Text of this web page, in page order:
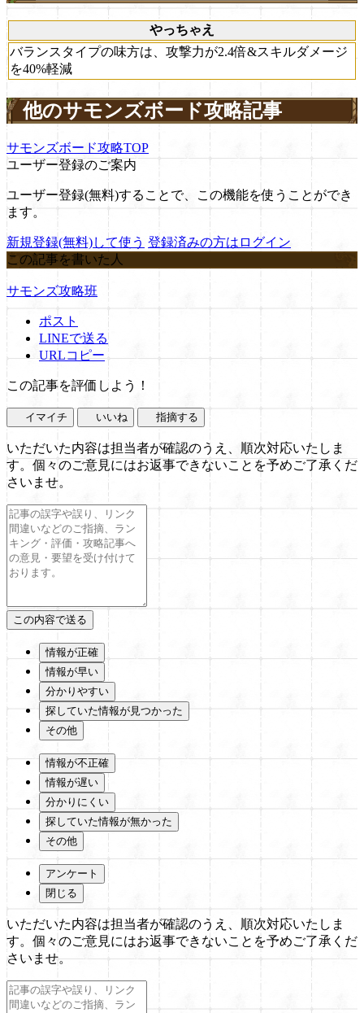
やっちゃえ
バランスタイプの味方は、攻撃力が2.4倍&スキルダメージ
を40%軽減
他のサモンズボード攻略記事
サモンズボード攻略TOP
ユーザー登録のご案内
ユーザー登録(無料)することで、この機能を使うことができ
ます。
新規登録(無料)して使う 登録済みの方はログイン
この記事を書いた人
サモンズ攻略班
ポスト
LINEで送る
URLコピー
この記事を評価しよう！
イマイチ いいね 指摘する
いただいた内容は担当者が確認のうえ、順次対応いたしま
す。個々のご意見にはお返事できないことを予めご了承くだ
さいませ。
情報が正確
情報が早い
分かりやすい
探していた情報が見つかった
その他
情報が不正確
情報が遅い
分かりにくい
探していた情報が無かった
その他
アンケート
閉じる
いただいた内容は担当者が確認のうえ、順次対応いたしま
す。個々のご意見にはお返事できないことを予めご了承くだ
さいませ。